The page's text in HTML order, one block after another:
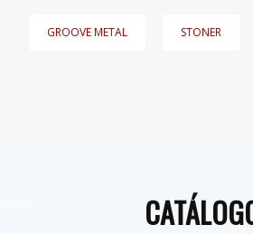
GROOVE METAL STONER